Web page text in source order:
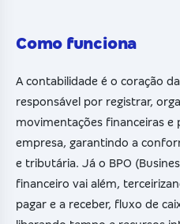
Como funciona
A contabilidade é o coração
responsável por registrar,
movimentações financeiras e
empresa, garantindo a
e tributária. Já o BPO
financeiro vai além,
pagar e a receber, fluxo de